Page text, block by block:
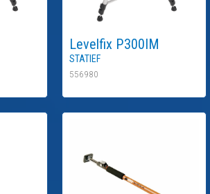
Levelfix P300IM
Statief
556980